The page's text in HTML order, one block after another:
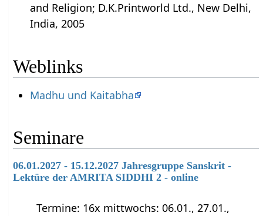
and Religion; D.K.Printworld Ltd., New Delhi,
India, 2005
Weblinks
Madhu und Kaitabha
Seminare
06.01.2027 - 15.12.2027 Jahresgruppe Sanskrit -
Lektüre der AMRITA SIDDHI 2 - online
Termine: 16x mittwochs: 06.01., 27.01.,